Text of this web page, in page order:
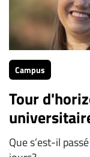
Campus
Tour
Que s’est-il